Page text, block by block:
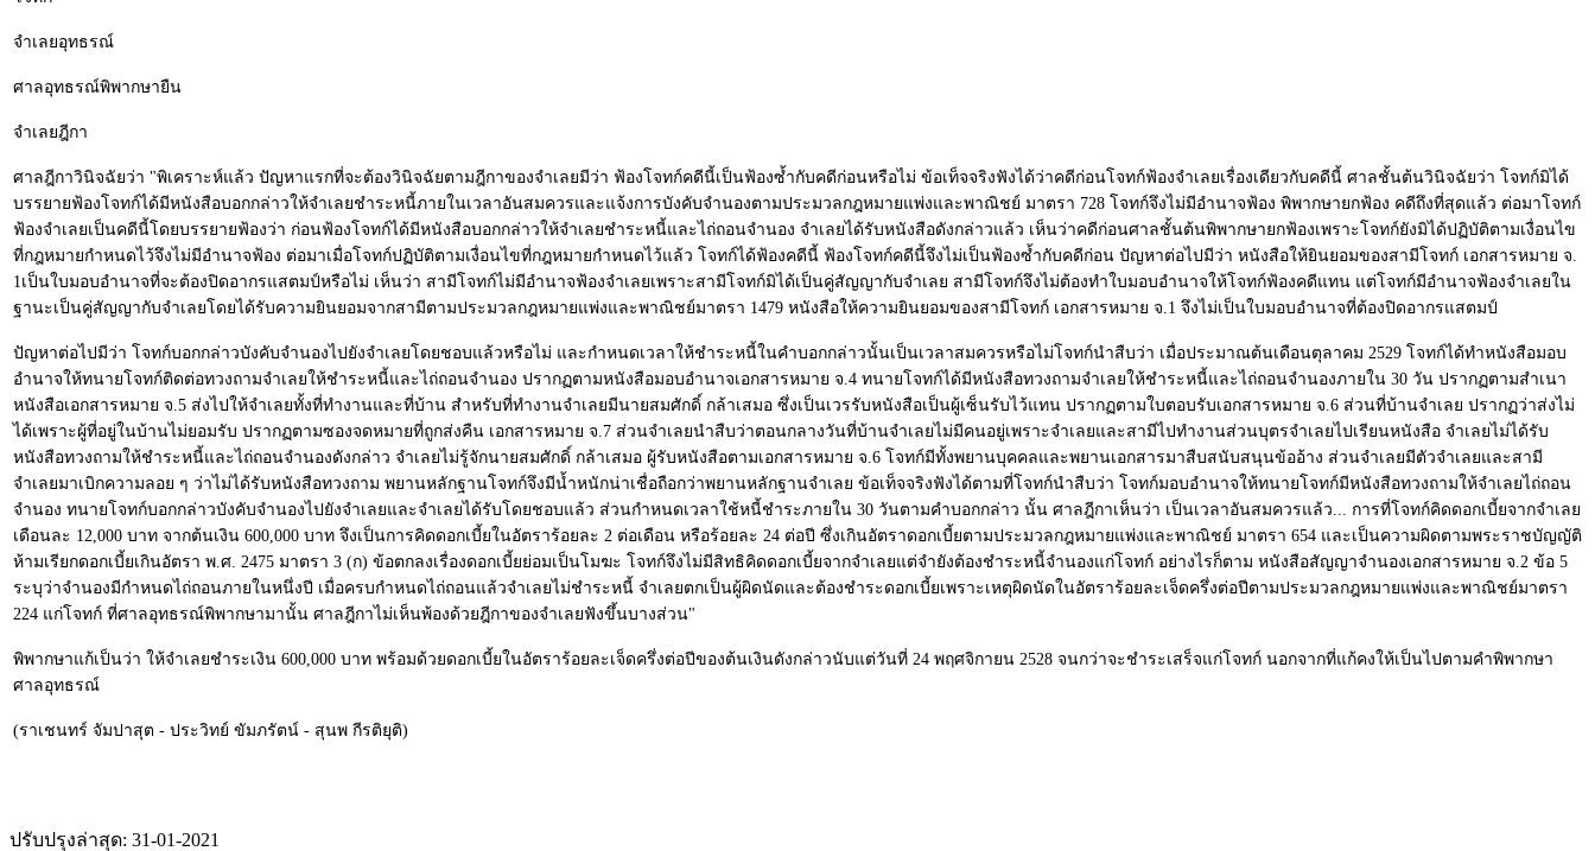
จำเลยอุทธรณ์
ศาลอุทธรณ์พิพากษายืน
จำเลยฎีกา
ศาลฎีกาวินิจฉัยว่า "พิเคราะห์แล้ว ปัญหาแรกที่จะต้องวินิจฉัยตามฎีกาของจำเลยมีว่า ฟ้องโจทก์คดีนี้เป็นฟ้องซ้ำกับคดีก่อนหรือไม่ ข้อเท็จจริงฟังได้ว่าคดีก่อนโจทก์ฟ้องจำเลยเรื่องเดียวกับคดีนี้ ศาลชั้นต้นวินิจฉัยว่า โจทก์มิได้
บรรยายฟ้องโจทก์ได้มีหนังสือบอกกล่าวให้จำเลยชำระหนี้ภายในเวลาอันสมควรและแจ้งการบังคับจำนองตามประมวลกฎหมายแพ่งและพาณิชย์ มาตรา 728 โจทก์จึงไม่มีอำนาจฟ้อง พิพากษายกฟ้อง คดีถึงที่สุดแล้ว ต่อมาโจทก์
ฟ้องจำเลยเป็นคดีนี้โดยบรรยายฟ้องว่า ก่อนฟ้องโจทก์ได้มีหนังสือบอกกล่าวให้จำเลยชำระหนี้และไถ่ถอนจำนอง จำเลยได้รับหนังสือดังกล่าวแล้ว เห็นว่าคดีก่อนศาลชั้นต้นพิพากษายกฟ้องเพราะโจทก์ยังมิได้ปฏิบัติตามเงื่อนไข
ที่กฎหมายกำหนดไว้จึงไม่มีอำนาจฟ้อง ต่อมาเมื่อโจทก์ปฏิบัติตามเงื่อนไขที่กฎหมายกำหนดไว้แล้ว โจทก์ได้ฟ้องคดีนี้ ฟ้องโจทก์คดีนี้จึงไม่เป็นฟ้องซ้ำกับคดีก่อน ปัญหาต่อไปมีว่า หนังสือให้ยินยอมของสามีโจทก์ เอกสารหมาย จ.
1เป็นใบมอบอำนาจที่จะต้องปิดอากรแสตมป์หรือไม่ เห็นว่า สามีโจทก์ไม่มีอำนาจฟ้องจำเลยเพราะสามีโจทก์มิได้เป็นคู่สัญญากับจำเลย สามีโจทก์จึงไม่ต้องทำใบมอบอำนาจให้โจทก์ฟ้องคดีแทน แต่โจทก์มีอำนาจฟ้องจำเลยใน
ฐานะเป็นคู่สัญญากับจำเลยโดยได้รับความยินยอมจากสามีตามประมวลกฎหมายแพ่งและพาณิชย์มาตรา 1479 หนังสือให้ความยินยอมของสามีโจทก์ เอกสารหมาย จ.1 จึงไม่เป็นใบมอบอำนาจที่ต้องปิดอากรแสตมป์
ปัญหาต่อไปมีว่า โจทก์บอกกล่าวบังคับจำนองไปยังจำเลยโดยชอบแล้วหรือไม่ และกำหนดเวลาให้ชำระหนี้ในคำบอกกล่าวนั้นเป็นเวลาสมควรหรือไม่โจทก์นำสืบว่า เมื่อประมาณต้นเดือนตุลาคม 2529 โจทก์ได้ทำหนังสือมอบ
อำนาจให้ทนายโจทก์ติดต่อทวงถามจำเลยให้ชำระหนี้และไถ่ถอนจำนอง ปรากฏตามหนังสือมอบอำนาจเอกสารหมาย จ.4 ทนายโจทก์ได้มีหนังสือทวงถามจำเลยให้ชำระหนี้และไถ่ถอนจำนองภายใน 30 วัน ปรากฏตามสำเนา
หนังสือเอกสารหมาย จ.5 ส่งไปให้จำเลยทั้งที่ทำงานและที่บ้าน สำหรับที่ทำงานจำเลยมีนายสมศักดิ์ กล้าเสมอ ซึ่งเป็นเวรรับหนังสือเป็นผู้เซ็นรับไว้แทน ปรากฏตามใบตอบรับเอกสารหมาย จ.6 ส่วนที่บ้านจำเลย ปรากฏว่าส่งไม่
ได้เพราะผู้ที่อยู่ในบ้านไม่ยอมรับ ปรากฏตามซองจดหมายที่ถูกส่งคืน เอกสารหมาย จ.7 ส่วนจำเลยนำสืบว่าตอนกลางวันที่บ้านจำเลยไม่มีคนอยู่เพราะจำเลยและสามีไปทำงานส่วนบุตรจำเลยไปเรียนหนังสือ จำเลยไม่ได้รับ
หนังสือทวงถามให้ชำระหนี้และไถ่ถอนจำนองดังกล่าว จำเลยไม่รู้จักนายสมศักดิ์ กล้าเสมอ ผู้รับหนังสือตามเอกสารหมาย จ.6 โจทก์มีทั้งพยานบุคคลและพยานเอกสารมาสืบสนับสนุนข้ออ้าง ส่วนจำเลยมีตัวจำเลยและสามี
จำเลยมาเบิกความลอย ๆ ว่าไม่ได้รับหนังสือทวงถาม พยานหลักฐานโจทก์จึงมีน้ำหนักน่าเชื่อถือกว่าพยานหลักฐานจำเลย ข้อเท็จจริงฟังได้ตามที่โจทก์นำสืบว่า โจทก์มอบอำนาจให้ทนายโจทก์มีหนังสือทวงถามให้จำเลยไถ่ถอน
จำนอง ทนายโจทก์บอกกล่าวบังคับจำนองไปยังจำเลยและจำเลยได้รับโดยชอบแล้ว ส่วนกำหนดเวลาใช้หนี้ชำระภายใน 30 วันตามคำบอกกล่าว นั้น ศาลฎีกาเห็นว่า เป็นเวลาอันสมควรแล้ว... การที่โจทก์คิดดอกเบี้ยจากจำเลย
เดือนละ 12,000 บาท จากต้นเงิน 600,000 บาท จึงเป็นการคิดดอกเบี้ยในอัตราร้อยละ 2 ต่อเดือน หรือร้อยละ 24 ต่อปี ซึ่งเกินอัตราดอกเบี้ยตามประมวลกฎหมายแพ่งและพาณิชย์ มาตรา 654 และเป็นความผิดตามพระราชบัญญัติ
ห้ามเรียกดอกเบี้ยเกินอัตรา พ.ศ. 2475 มาตรา 3 (ก) ข้อตกลงเรื่องดอกเบี้ยย่อมเป็นโมฆะ โจทก์จึงไม่มีสิทธิคิดดอกเบี้ยจากจำเลยแต่จำยังต้องชำระหนี้จำนองแก่โจทก์ อย่างไรก็ตาม หนังสือสัญญาจำนองเอกสารหมาย จ.2 ข้อ 5
ระบุว่าจำนองมีกำหนดไถ่ถอนภายในหนึ่งปี เมื่อครบกำหนดไถ่ถอนแล้วจำเลยไม่ชำระหนี้ จำเลยตกเป็นผู้ผิดนัดและต้องชำระดอกเบี้ยเพราะเหตุผิดนัดในอัตราร้อยละเจ็ดครึ่งต่อปีตามประมวลกฎหมายแพ่งและพาณิชย์มาตรา
224 แก่โจทก์ ที่ศาลอุทธรณ์พิพากษามานั้น ศาลฎีกาไม่เห็นพ้องด้วยฎีกาของจำเลยฟังขึ้นบางส่วน"
พิพากษาแก้เป็นว่า ให้จำเลยชำระเงิน 600,000 บาท พร้อมด้วยดอกเบี้ยในอัตราร้อยละเจ็ดครึ่งต่อปีของต้นเงินดังกล่าวนับแต่วันที่ 24 พฤศจิกายน 2528 จนกว่าจะชำระเสร็จแก่โจทก์ นอกจากที่แก้คงให้เป็นไปตามคำพิพากษา
ศาลอุทธรณ์
(ราเชนทร์ จัมปาสุต - ประวิทย์ ขัมภรัตน์ - สุนพ กีรติยุติ)
ปรับปรุงล่าสุด: 31-01-2021